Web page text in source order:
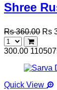
Shree
Rs 360.00 Rs
300.00
Quick View